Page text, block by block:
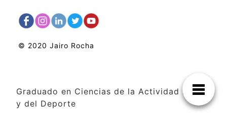
© 2020 Jairo Rocha
Graduado en Ciencias de la Actividad Física
y del Deporte